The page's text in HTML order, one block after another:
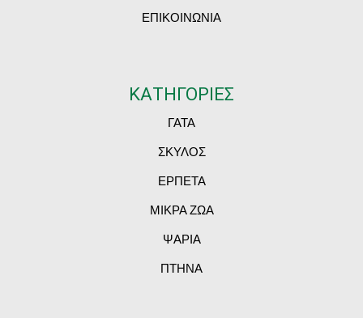
ΕΠΙΚΟΙΝΩΝΙΑ
ΚΑΤΗΓΟΡΙΕΣ
ΓΑΤΑ
ΣΚΥΛΟΣ
ΕΡΠΕΤΑ
ΜΙΚΡΑ ΖΩΑ
ΨΑΡΙΑ
ΠΤΗΝΑ